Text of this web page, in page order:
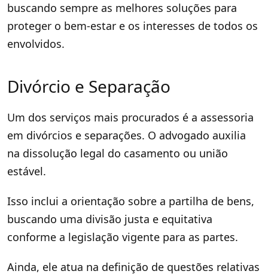
buscando sempre as melhores soluções para
proteger o bem-estar e os interesses de todos os
envolvidos.
Divórcio e Separação
Um dos serviços mais procurados é a assessoria
em divórcios e separações. O advogado auxilia
na dissolução legal do casamento ou união
estável.
Isso inclui a orientação sobre a partilha de bens,
buscando uma divisão justa e equitativa
conforme a legislação vigente para as partes.
Ainda, ele atua na definição de questões relativas